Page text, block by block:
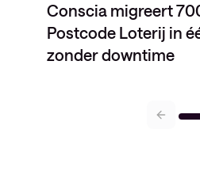
Conscia migreert
Postcode Loterij in
zonder downtime